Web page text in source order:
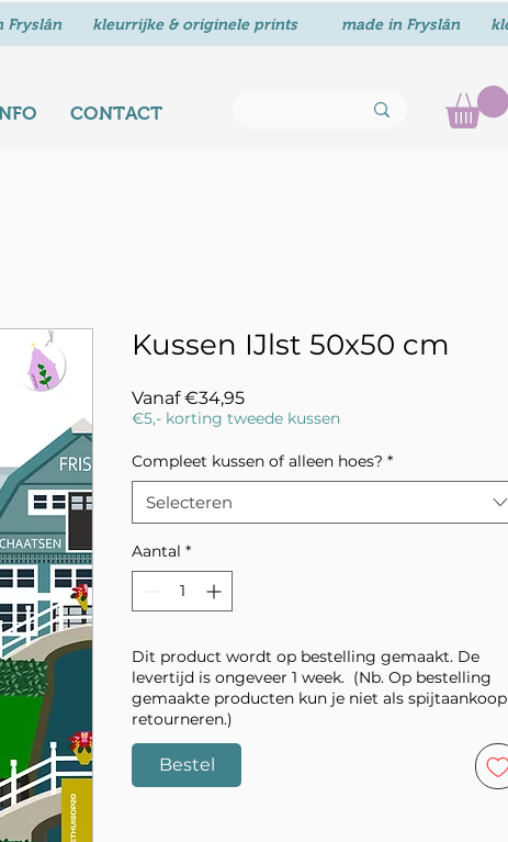
CONTACT
Kussen IJlst 50x50 cm
Vanaf€34,95Verkoopprijs
€5,- korting tweede kussen
Compleet kussen of alleen hoes? *
Selecteren
Aantal *
Dit product wordt op bestelling gemaakt. De
levertijd is ongeveer 1 week. (Nb. Op bestelling
gemaakte producten kun je niet als spijtaankoop
retourneren.)
Bestel